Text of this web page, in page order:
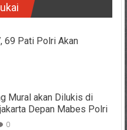
69 Pati Polri Akan
Mural akan Dilukis di
Depan Mabes Polri
0